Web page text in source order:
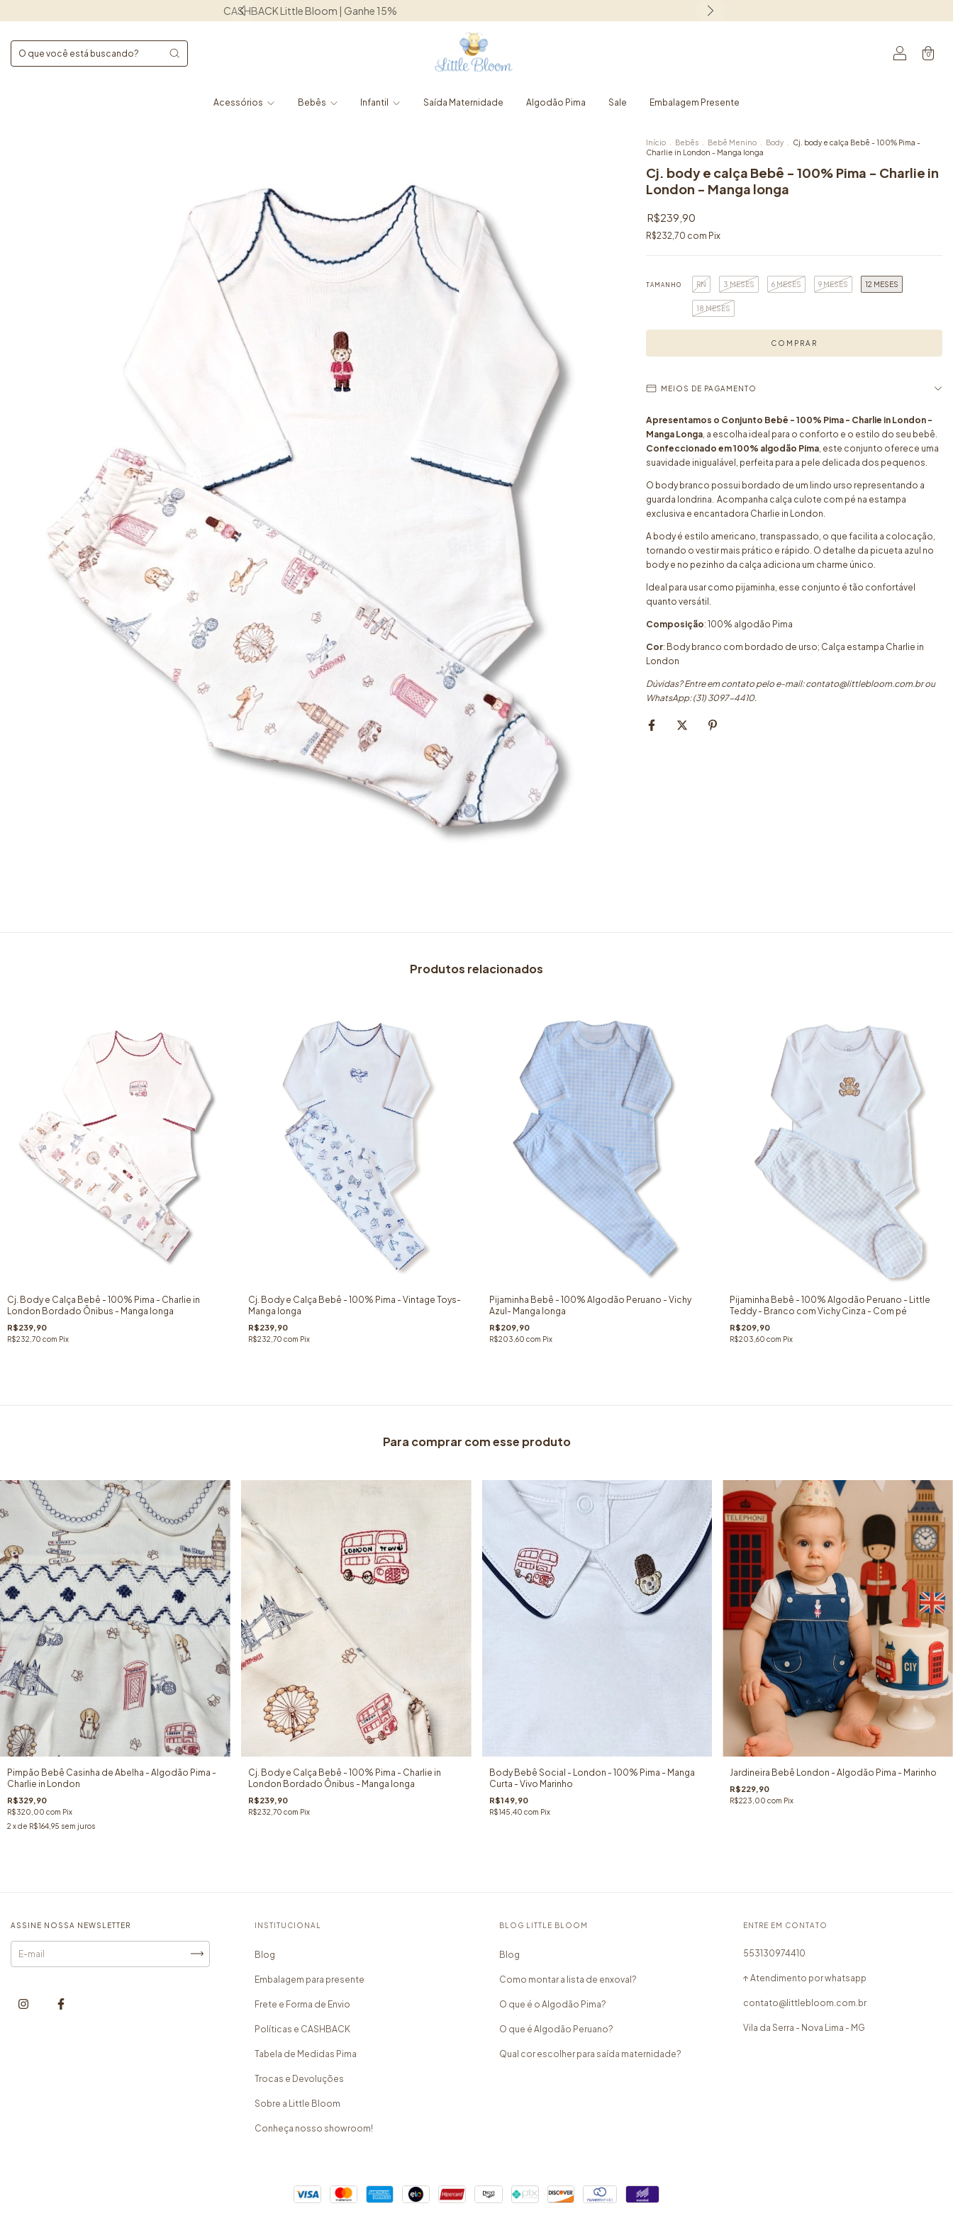
Frete grátis para o Sudeste acima de R$1250,00
0
Acessórios Bebês Infantil Saída Maternidade Algodão Pima Sale Embalagem Presente
Início Bebês Bebê Menino Body
Cj. body e calça Bebê - 100% Pima -
Charlie in London - Manga longa
Cj. body e calça Bebê - 100% Pima - Charlie in
London - Manga longa
R$239,90
R$232,70 com Pix
TAMANHO RN 3 MESES 6 MESES 9 MESES 12 MESES
18 MESES
MEIOS DE PAGAMENTO
Apresentamos o Conjunto Bebê - 100% Pima - Charlie in London -
Manga Longa, a escolha ideal para o conforto e o estilo do seu bebê.
Confeccionado em 100% algodão Pima, este conjunto oferece uma
suavidade inigualável, perfeita para a pele delicada dos pequenos.
O body branco possui bordado de um lindo urso representando a
guarda londrina. Acompanha calça culote com pé na estampa
exclusiva e encantadora Charlie in London.
A body é estilo americano, transpassado, o que facilita a colocação,
tornando o vestir mais prático e rápido. O detalhe da picueta azul no
body e no pezinho da calça adiciona um charme único.
Ideal para usar como pijaminha, esse conjunto é tão confortável
quanto versátil.
Composição: 100% algodão Pima
Cor: Body branco com bordado de urso; Calça estampa Charlie in
London
Dúvidas? Entre em contato pelo e-mail:contato@littlebloom.com.brou
WhatsApp: (31) 3097-4410.
Produtos relacionados
Cj. Body e Calça Bebê - 100% Pima - Charlie in
London Bordado Ônibus - Manga longa
R$239,90
R$232,70 com Pix
Cj. Body e Calça Bebê - 100% Pima - Vintage Toys-
Manga longa
R$239,90
R$232,70 com Pix
Pijaminha Bebê - 100% Algodão Peruano - Vichy
Azul- Manga longa
R$209,90
R$203,60 com Pix
Pijaminha Bebê - 100% Algodão Peruano - Little
Teddy - Branco com Vichy Cinza - Com pé
R$209,90
R$203,60com Pix
Para comprar com esse produto
Pimpão Bebê Casinha de Abelha - Algodão Pima -
Charlie in London
R$329,90
R$320,00 com Pix
2 x de R$164,95 sem juros
Cj. Body e Calça Bebê - 100% Pima - Charlie in
London Bordado Ônibus - Manga longa
R$239,90
R$232,70 com Pix
Body Bebê Social - London - 100% Pima - Manga
Curta - Vivo Marinho
R$149,90
R$145,40 com Pix
Jardineira Bebê London - Algodão Pima - Marinho
R$229,90
R$223,00com Pix
ASSINE NOSSA NEWSLETTER INSTITUCIONAL
Blog
Embalagem para presente
Frete e Forma de Envio
Políticas e CASHBACK
Tabela de Medidas Pima
Trocas e Devoluções
Sobre a Little Bloom
Conheça nosso showroom!
BLOG LITTLE BLOOM
Blog
Como montar a lista de enxoval?
O que é o Algodão Pima?
O que é Algodão Peruano?
Qual cor escolher para saída maternidade?
ENTRE EM CONTATO
553130974410
↑ Atendimento por whatsapp
contato@littlebloom.com.br
Vila da Serra - Nova Lima - MG